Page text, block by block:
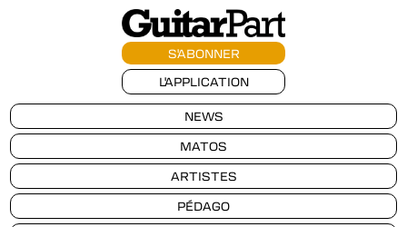
S'ABONNER
L'APPLICATION
NEWS
MATOS
ARTISTES
PÉDAGO